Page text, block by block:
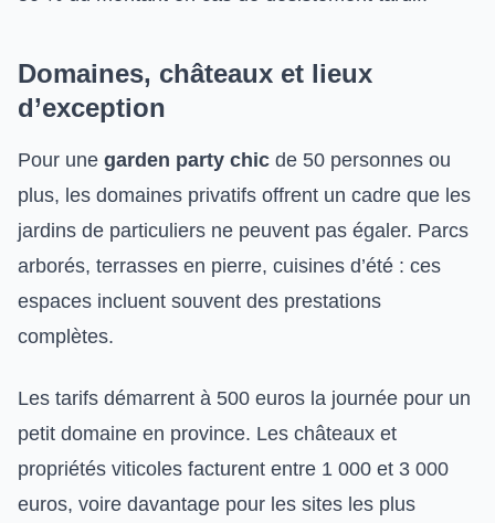
Domaines, châteaux et lieux
d’exception
Pour une garden party chic de 50 personnes ou
plus, les domaines privatifs offrent un cadre que les
jardins de particuliers ne peuvent pas égaler. Parcs
arborés, terrasses en pierre, cuisines d’été : ces
espaces incluent souvent des prestations
complètes.
Les tarifs démarrent à 500 euros la journée pour un
petit domaine en province. Les châteaux et
propriétés viticoles facturent entre 1 000 et 3 000
euros, voire davantage pour les sites les plus